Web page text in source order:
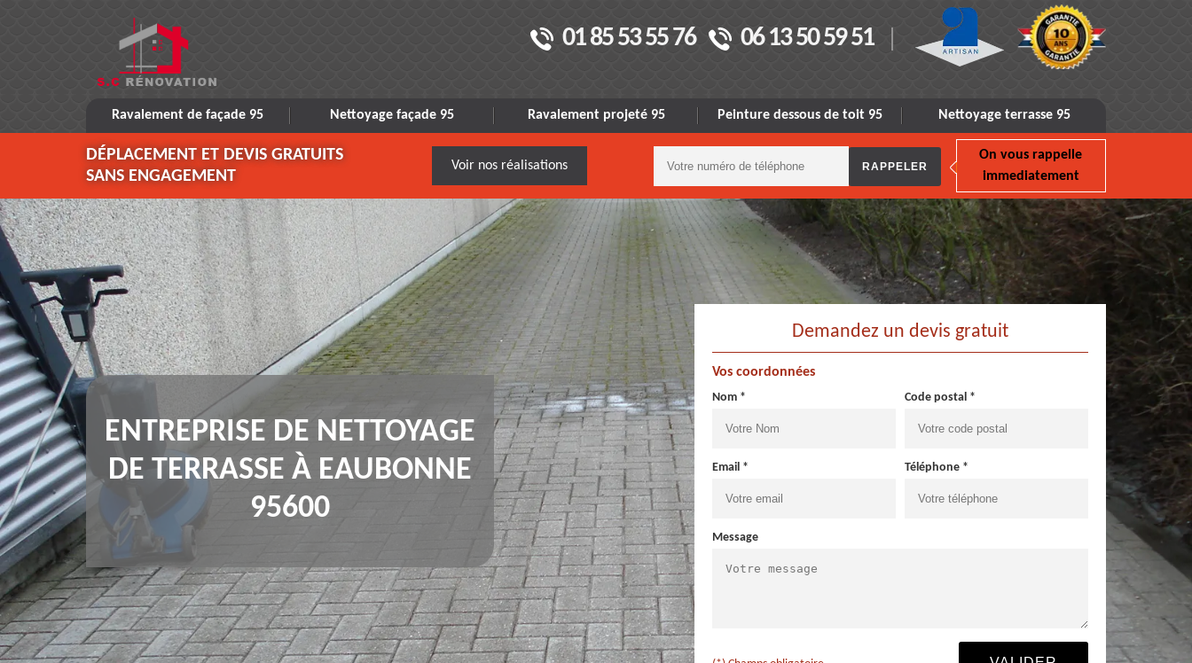
01 85 53 55 76 06 13 50 59 51
Ravalement de façade 95 Nettoyage façade 95 Ravalement projeté 95 Peinture dessous de toit 95 Nettoyage terrasse 95
DÉPLACEMENT ET DEVIS GRATUITS
SANS ENGAGEMENT
Voir nos réalisations
On vous rappelle
immediatement
ENTREPRISE DE NETTOYAGE
DE TERRASSE À EAUBONNE
95600
Demandez un devis gratuit
Vos coordonnées
Nom * Code postal *
Email * Téléphone *
Message